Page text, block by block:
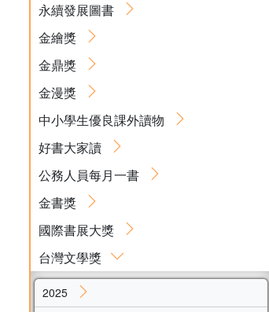
永續發展圖書
金繪獎
金鼎獎
金漫獎
中小學生優良課外讀物
好書大家讀
公務人員每月一書
金書獎
國際書展大獎
台灣文學獎
2025